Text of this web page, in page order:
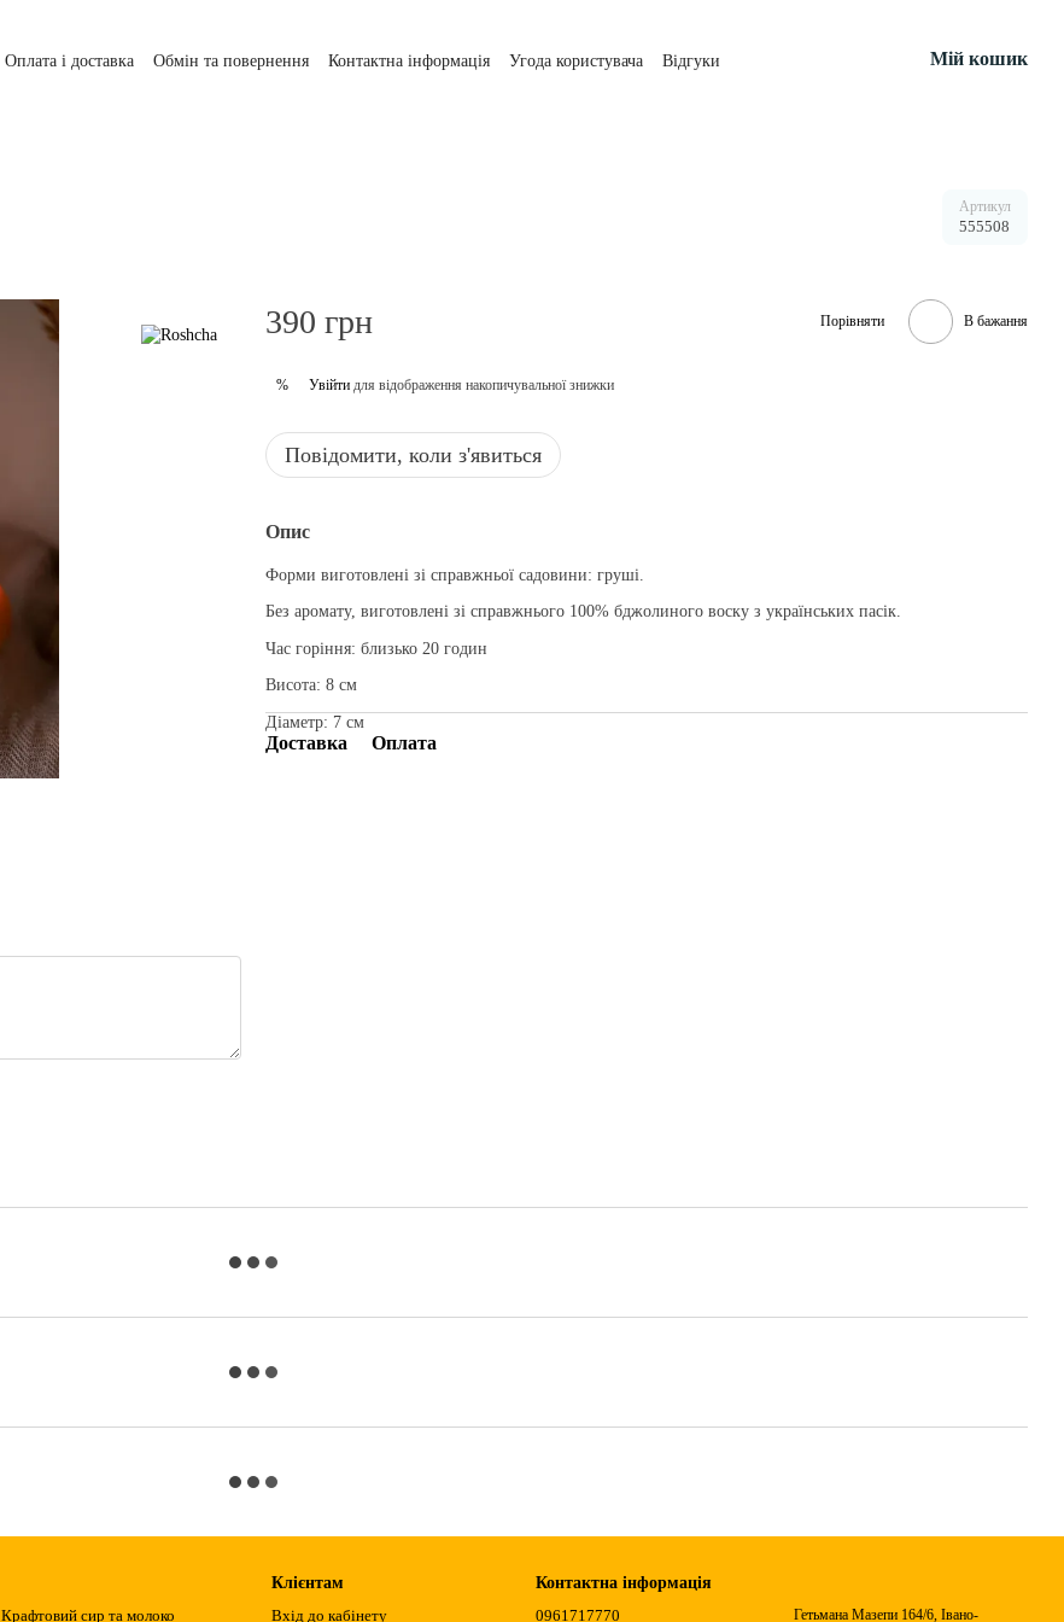
Оплата і доставка Обмін та повернення Контактна інформація Угода користувача Відгуки Мій кошик
Артикул
555508
390 грн Порівняти В бажання
% Увійти для відображення накопичувальної знижки
Повідомити, коли з'явиться
Опис
Форми виготовлені зі справжньої садовини: груші.
Без аромату, виготовлені зі справжнього 100% бджолиного воску з українських пасік.
Час горіння: близько 20 годин
Висота: 8 см
Діаметр: 7 см
Доставка Оплата
Крафтовий сир та молоко
Клієнтам
Вхід до кабінету
Контактна інформація
0961717770
Гетьмана Мазепи 164/6, Івано-